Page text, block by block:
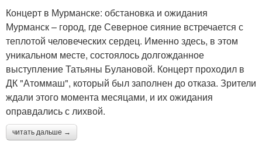
Концерт в Мурманске: обстановка и ожидания
Мурманск – город, где Северное сияние встречается с
теплотой человеческих сердец. Именно здесь, в этом
уникальном месте, состоялось долгожданное
выступление Татьяны Булановой. Концерт проходил в
ДК "Атоммаш", который был заполнен до отказа. Зрители
ждали этого момента месяцами, и их ожидания
оправдались с лихвой.
читать дальше →